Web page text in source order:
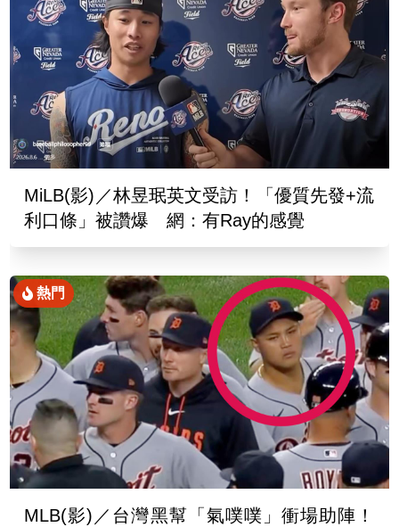
MiLB(影)／林昱珉英文受訪！「優質先發+流
利口條」被讚爆 網：有Ray的感覺
熱門
MLB(影)／台灣黑幫「氣噗噗」衝場助陣！